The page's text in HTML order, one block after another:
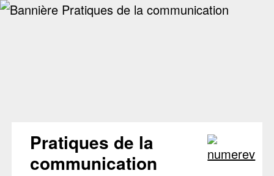
Pratiques de la
communication